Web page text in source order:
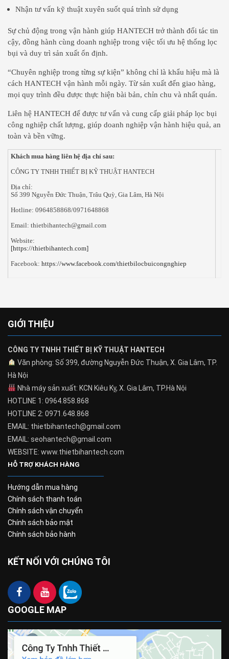
Nhận tư vấn kỹ thuật xuyên suốt quá trình sử dụng
Sự chủ động trong vận hành giúp HANTECH trở thành đối tác tin
cậy, đồng hành cùng doanh nghiệp trong việc tối ưu hệ thống lọc
bụi và duy trì sản xuất ổn định.
“Chuyên nghiệp trong từng sự kiện” không chỉ là khẩu hiệu mà là
cách HANTECH vận hành mỗi ngày. Từ sản xuất đến giao hàng,
mọi quy trình đều được thực hiện bài bản, chỉn chu và nhất quán.
Liên hệ HANTECH để được tư vấn và cung cấp giải pháp lọc bụi
công nghiệp chất lượng, giúp doanh nghiệp vận hành hiệu quả, an
toàn và bền vững.
Khách mua hàng liên hệ địa chỉ sau:
CÔNG TY TNHH THIẾT BỊ KỸ THUẬT HANTECH
Địa chỉ:
Số 399 Nguyễn Đức Thuận, Trâu Quỳ, Gia Lâm, Hà Nội
Hotline: 0964858868/0971648868
Email: thietbihantech@gmail.com
Website:
[https://thietbihantech.com]
Facebook: https://www.facebook.com/thietbilocbuicongnghiep
GIỚI THIỆU
CÔNG TY TNHH THIẾT BỊ KỸ THUẬT HANTECH
Văn phòng: Số 399, đường Nguyễn Đức Thuận, X. Gia Lâm, TP.
Hà Nội
Nhà máy sản xuất: KCN Kiêu Kỵ, X. Gia Lâm, TP.Hà Nội
HOTLINE 1: 0964.858.868
HOTLINE 2: 0971.648.868
EMAIL: thietbihantech@gmail.com
EMAIL: seohantech@gmail.com
WEBSITE: www.thietbihantech.com
HỖ TRỢ KHÁCH HÀNG
Hướng dẫn mua hàng
Chính sách thanh toán
Chính sách vận chuyển
Chính sách bảo mật
Chính sách bảo hành
KẾT NỐI VỚI CHÚNG TÔI
GOOGLE MAP